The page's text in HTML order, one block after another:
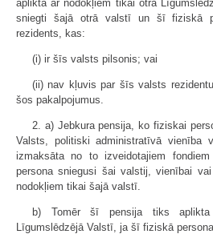
aplikta ar nodokļiem tikai otrā
sniegti šajā otrā valstī un šī fiziskā
rezidents, kas:
(i) ir šīs valsts pilsonis; vai
(ii) nav kļuvis par šīs valsts
šos pakalpojumus.
2. a) Jebkura pensija, ko fiziskai
Valsts, politiski administratīvā vienība
izmaksāta no to izveidotajiem
persona sniegusi šai valstij, vienībai
nodokļiem tikai šajā valstī.
b) Tomēr šī pensija tiks
Līgumslēdzējā Valstī, ja šī fiziskā